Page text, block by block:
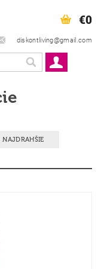
diskontliving@gmail.com
€0
NAJDRAHŠIE